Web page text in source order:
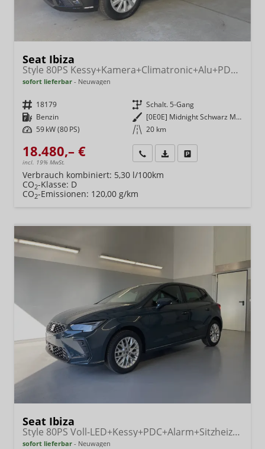
Seat Ibiza
Style 80PS Kessy+Kamera+Climatronic+Alu+PDCvohi+Sitzheiz+App-Connect+DAB
sofort lieferbar Neuwagen
Fahrzeugnr. 18179 Getriebe Schalt. 5-Gang
Kraftstoff Benzin Außenfarbe
[0E0E] Midnight Schwarz Metallic
Leistung 59 kW (80 PS) Kilometerstand 20 km
18.480,– €
incl. 19% MwSt.
Wir rufen Sie anFahrzeugexposé (PDF)
Verbrauch kombiniert: 5,30 l/100km
CO2-Klasse: D
CO2-Emissionen: 120,00 g/km
Seat Ibiza
Style 80PS Voll-LED+Kessy+PDC+Alarm+Sitzheizung+Kamera+App-Connect
sofort lieferbar Neuwagen